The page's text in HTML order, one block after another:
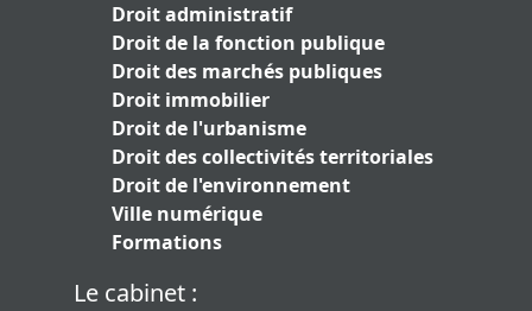
Droit administratif
Droit de la fonction publique
Droit des marchés publiques
Droit immobilier
Droit de l'urbanisme
Droit des collectivités territoriales
Droit de l'environnement
Ville numérique
Formations
Le cabinet :